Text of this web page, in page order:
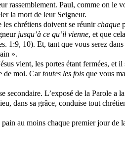
rassemblement. Paul, comme on le
la mort de leur Seigneur.
les chrétiens doivent se réunirchaque
jusqu’à ce qu’il vienne, et que
. 1:9, 10). Et, tant que vous serez
».
vient, les portes étant fermées, et il
de moi. Cartoutes les foisque vous
L’exposé de la Parole a
dans sa grâce, conduise tout
au moins chaque premier jour de